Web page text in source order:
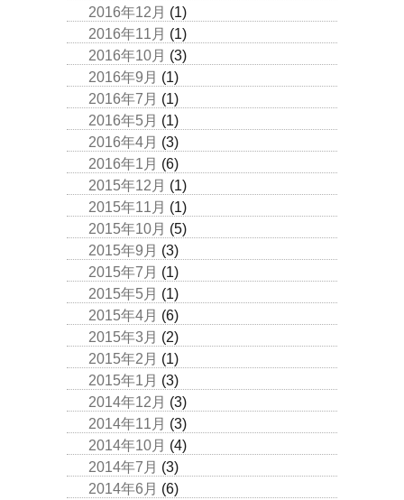
2016年12月 (1)
2016年11月 (1)
2016年10月 (3)
2016年9月 (1)
2016年7月 (1)
2016年5月 (1)
2016年4月 (3)
2016年1月 (6)
2015年12月 (1)
2015年11月 (1)
2015年10月 (5)
2015年9月 (3)
2015年7月 (1)
2015年5月 (1)
2015年4月 (6)
2015年3月 (2)
2015年2月 (1)
2015年1月 (3)
2014年12月 (3)
2014年11月 (3)
2014年10月 (4)
2014年7月 (3)
2014年6月 (6)